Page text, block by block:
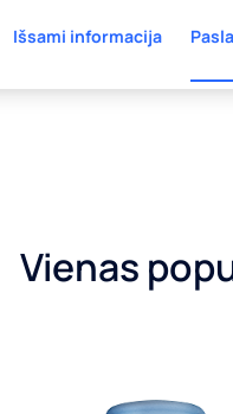
Išsami informacija
Vienas